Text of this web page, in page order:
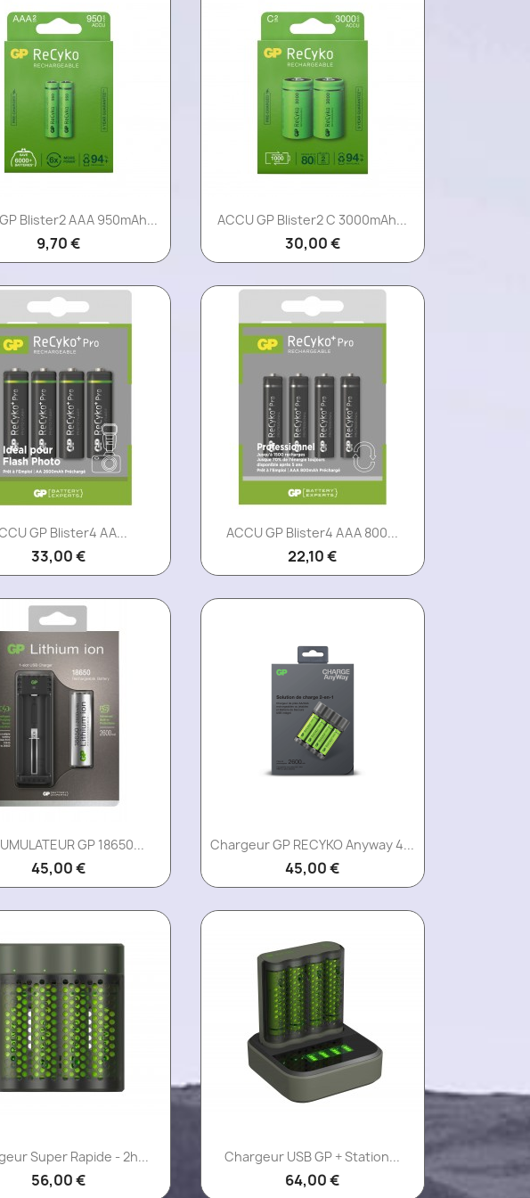
Aperçu rapide
Blister2 AAA 950mAh...
9,70 €
Aperçu rapide
ACCU GP Blister2 C 3000mAh...
30,00 €
Aperçu rapide
GP Blister4 AA...
33,00 €
Aperçu rapide
ACCU GP Blister4 AAA 800...
22,10 €
Aperçu rapide
GP 18650...
45,00 €
Aperçu rapide
Chargeur GP RECYKO Anyway 4...
45,00 €
Aperçu rapide
Super Rapide - 2h...
56,00 €
Aperçu rapide
Chargeur USB GP + Station...
64,00 €